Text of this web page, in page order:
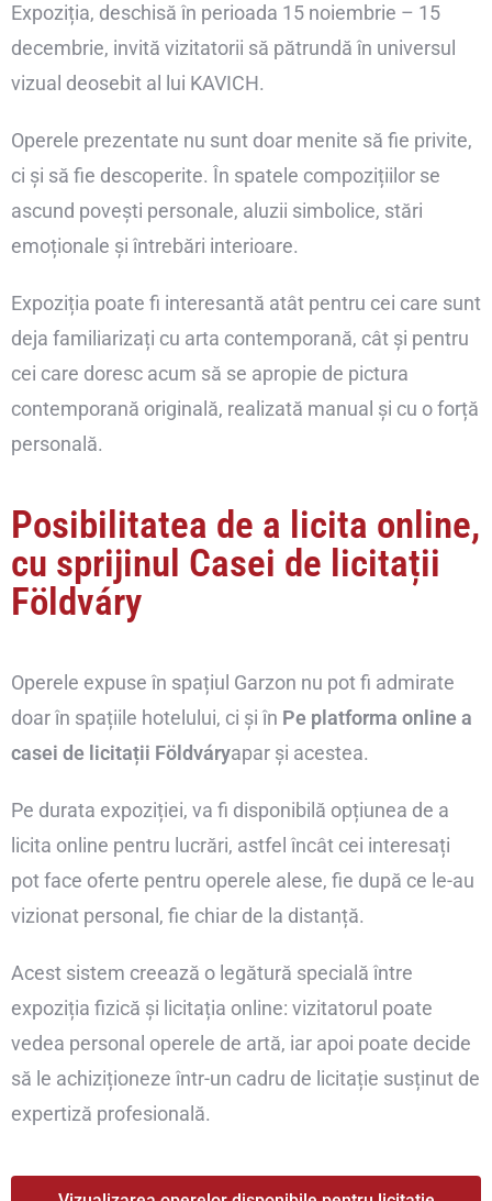
Expoziția, deschisă în perioada 15 noiembrie – 15
decembrie, invită vizitatorii să pătrundă în universul
vizual deosebit al lui KAVICH.
Operele prezentate nu sunt doar menite să fie privite,
ci și să fie descoperite. În spatele compozițiilor se
ascund povești personale, aluzii simbolice, stări
emoționale și întrebări interioare.
Expoziția poate fi interesantă atât pentru cei care sunt
deja familiarizați cu arta contemporană, cât și pentru
cei care doresc acum să se apropie de pictura
contemporană originală, realizată manual și cu o forță
personală.
Posibilitatea de a licita online,
cu sprijinul Casei de licitații
Földváry
Operele expuse în spațiul Garzon nu pot fi admirate
doar în spațiile hotelului, ci și în Pe platforma online a
casei de licitații Földváryapar și acestea.
Pe durata expoziției, va fi disponibilă opțiunea de a
licita online pentru lucrări, astfel încât cei interesați
pot face oferte pentru operele alese, fie după ce le-au
vizionat personal, fie chiar de la distanță.
Acest sistem creează o legătură specială între
expoziția fizică și licitația online: vizitatorul poate
vedea personal operele de artă, iar apoi poate decide
să le achiziționeze într-un cadru de licitație susținut de
expertiză profesională.